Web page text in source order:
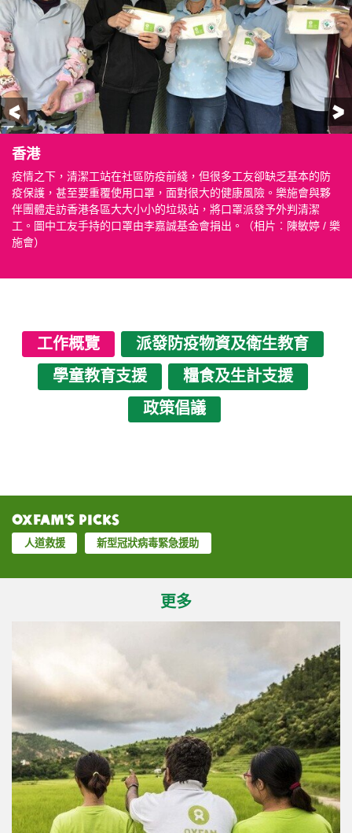
前一頁
香港
疫情之下，清潔工站在社區防疫前綫，但很多工友卻缺乏基本的防
疫保護，甚至要重覆使用口罩，面對很大的健康風險。樂施會與夥
伴團體走訪香港各區大大小小的垃圾站，將口罩派發予外判清潔
工。圖中工友手持的口罩由李嘉誠基金會捐出。（相片︰陳敏婷 / 樂
施會）
香港
當大家以為抗疫資訊無孔不入，卻可能遺忘了一群缺乏資訊的長
者，他們未必上網、閱報甚至看電視，難以接收疫情資訊及健康知
識。我們在派物資的同時，亦講解正確使用口罩和洗手的方法。
（相片︰民社服務中心）
香港
大部分少數族裔清潔工的母語並非中文或英文，樂施會及夥伴團體
以他們的母語製作宣傳單張，協助他們提高公共衛生常識。（相片
︰陳敏婷 / 樂施會）
香港
樂施會訪問全港15區近150名外判清潔工，了解他們在疫情下的需要
和困難，並要求政府及外判清潔公司必須向工友提供足夠的防疫裝
備。
澳門
在澳門，樂施會向基層家庭送上白米及防疫物資，以減輕他們的經
濟負擔。受疫情影響，部分基層僱員被裁或被僱主要求放無薪假，
生活捉襟見肘。（相片︰Pui Cheng Lei / 樂施會）
澳門
疫情下食品價格上升，變相增加了經濟壓力。我們因應部分家庭的
特別需要，與夥伴團體上門派發樂施米、由街市菜販捐出之蔬菜及
其他防疫物資。（相片︰Pui Cheng Lei / 樂施會）
中國內地
疫情之下，各類基層工種的前綫工友受到嚴重的健康安全威脅。在
湖南，我們向長沙、岳陽、常德三市逾4,600名清潔工人提供醫用口
罩和酒精噴霧，並且向他們傳播個人衛生防護知識。（相片︰長沙
善行社會工作服務中心義工）
中國內地
在貴州，我們發放防疫物資予當地的貧困農民。
孟加拉
在科克斯巴扎爾（Cox’s Bazar），樂施會向難民派發肥皂，協助他
們保持雙手清潔。這裡收容了近百萬名來自緬甸的羅興亞難民。
（相片︰Fabeha Monir / 樂施會）
孟加拉
工作人員在營內的公共空間留下標記，提醒並協助難民保持社交距
離。（相片︰Fabeha Monir / 樂施會）
孟加拉
樂施會職員趕在超強颱風「安攀」登陸前清理排污道上淤塞物，以
防大雨導致水浸，令營內的衛生情況惡化。（相片︰Fabeha Monir /
樂施會）
菲律賓
樂施會在偏遠地區的社區會堂和雜貨店，向難以接觸外界資訊的村
民派發防疫單張。（相片︰IDEALS）
菲律賓
村民在等候領取防疫單張及防疫用品包時，亦會保持社交距離。
（相片︰IDEALS）
伊拉克
樂施會與加拿大政府全球事務部合作，向伊拉克北部城市摩蘇爾的
醫療機構及弱勢家庭分別提供保護衣及食物。（相片︰樂施會）
伊拉克
圖為樂施會其中一個在摩蘇爾的食物派發點。每個糧食包內有扁
豆、白米、糖、植物油和麵粉。在疫情期間，全球各地的性別暴力
個案有上升趨勢，我們於是在每個糧食包內放入有關防治性別暴力
的單張，上面印有支援熱線。
伊拉克
在同樣位於該國北部的另一個省份──薩拉赫丁省，樂施會向弱勢家
庭派防疫及衛生用品。（相片︰樂施會）
中非共和國
樂施會在供水不足的地方設立水站，以協助民眾保持個人衛生。技
術員會確保每個出水口至少相隔一米，讓前來取水的村民能夠保持
社交距離。
中非共和國
圖中的工作人員正將水喉接駁至供水箱，預計能夠為接近5,000人提
供清潔食水。（相片︰Aurelie Godet / 樂施會）
中非共和國
在出水的位置，我們放置了水筒和肥皂，以防止水花四濺增加病毒
傳播風險。（相片︰Aurelie Godet / 樂施會）
工作概覽
派發防疫物資及衛生教育
學童教育支援
糧食及生計支援
政策倡議
Oxfam’s Picks
人道救援 新型冠狀病毒緊急援助
更多